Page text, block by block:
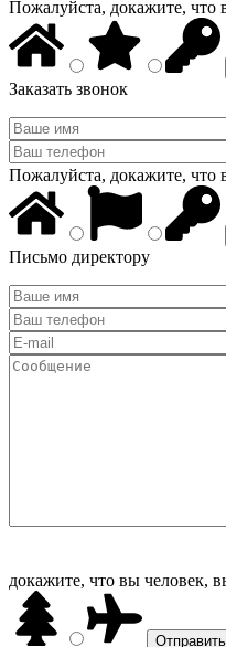
Пожалуйста, докажите, что
Заказать звонок
Пожалуйста, докажите, что
Письмо директору
докажите, что вы человек,